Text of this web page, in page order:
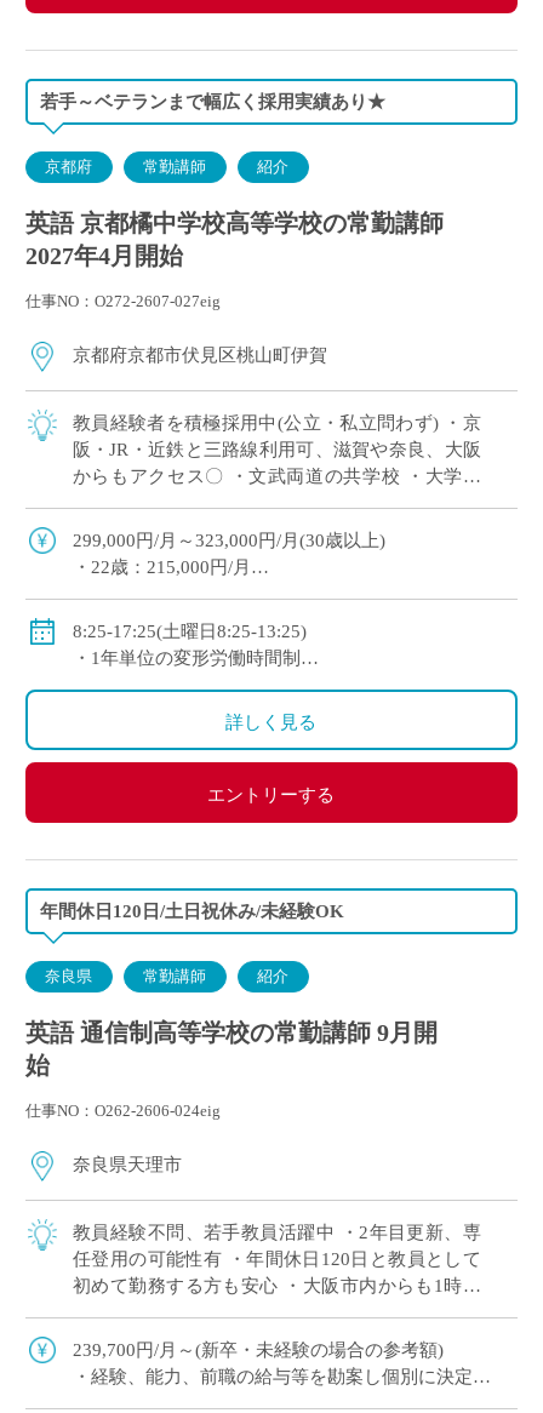
若手～ベテランまで幅広く採用実績あり★
京都府 常勤講師 紹介
英語 京都橘中学校高等学校の常勤講師
2027年4月開始
仕事NO：O272-2607-027eig
京都府京都市伏見区桃山町伊賀
教員経験者を積極採用中(公立・私立問わず) ・京
阪・JR・近鉄と三路線利用可、滋賀や奈良、大阪
からもアクセス〇 ・文武両道の共学校 ・大学や
299,000円/月～323,000円/月(30歳以上)
・22歳：215,000円/月
・住宅手当：世帯主18,000円/月、非世帯主9,000円/
・扶養手当：配偶者20,000円/月、その他14,500円/月
◇賞与：有(5.9ヶ月分)
◇保険：私学共済、雇用保険、労災保険
8:25-17:25(土曜日8:25-13:25)
・1年単位の変形労働時間制
詳しく見る
エントリーする
年間休日120日/土日祝休み/未経験OK
奈良県 常勤講師 紹介
英語 通信制高等学校の常勤講師 9月開
始
仕事NO：O262-2606-024eig
奈良県天理市
教員経験不問、若手教員活躍中 ・2年目更新、専
任登用の可能性有 ・年間休日120日と教員として
初めて勤務する方も安心 ・大阪市内からも1時間
では、一人ひとりの個性や目標に合わ […]
239,700円/月～(新卒・未経験の場合の参考額)
・経験、能⼒、前職の給与等を勘案し個別に決定